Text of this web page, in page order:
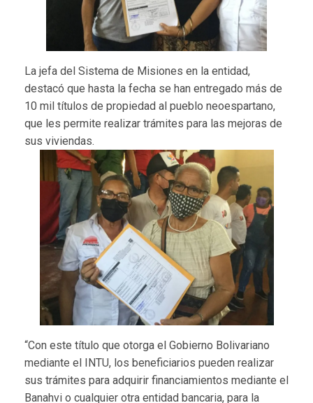
La jefa del Sistema de Misiones en la entidad,
destacó que hasta la fecha se han entregado más de
10 mil títulos de propiedad al pueblo neoespartano,
que les permite realizar trámites para las mejoras de
sus viviendas.
“Con este título que otorga el Gobierno Bolivariano
mediante el INTU, los beneficiarios pueden realizar
sus trámites para adquirir financiamientos mediante el
Banahvi o cualquier otra entidad bancaria, para la